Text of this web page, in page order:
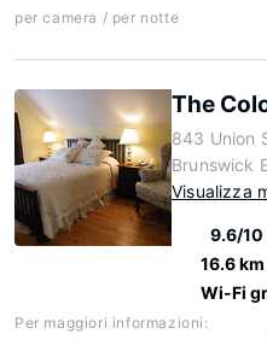
per camera / per notte
The
843 Union
Brunswick
Visualizza
9.6/10
16.6 km
Wi-Fi
Per maggiori informazioni: